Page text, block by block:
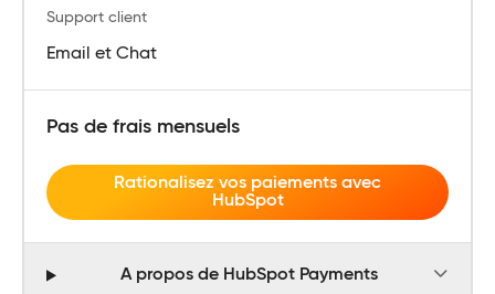
Support client
Email et Chat
Pas de frais mensuels
Rationalisez vos paiements avec
HubSpot
A propos de HubSpot Payments